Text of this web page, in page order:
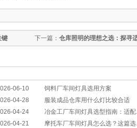
下一篇： 仓库照明的理想之选：探寻
键
06-10
饲料厂车间灯具选用方案
04-28
服装成品仓库用什么灯比较合适
04-24
冶金工厂车间灯具选型指南：适配恶劣工况，筑牢安全照明防线
04-21
摩托车厂车间灯具怎么选？这篇选型指南，帮你避坑又节能